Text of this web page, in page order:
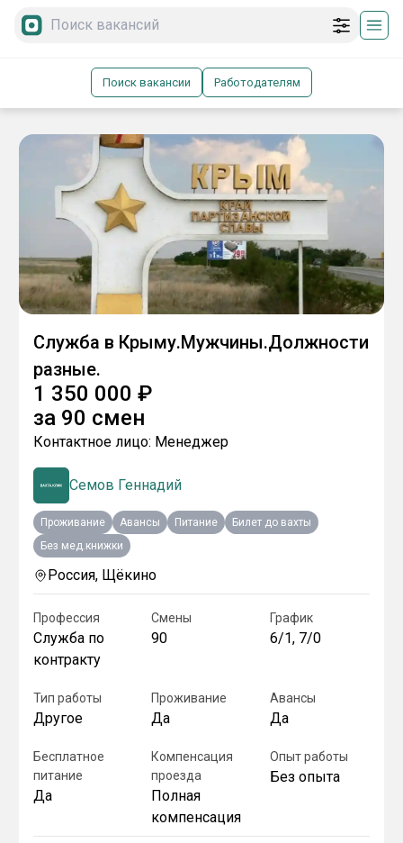
Поиск вакансии Работодателям
Служба в Крыму.Мужчины.Должности
разные.
1 350 000 ₽
за 90 смен
Контактное лицо: Менеджер
Семов Геннадий
Проживание Авансы Питание
Билет до вахты
Без мед.книжки
Россия, Щёкино
Профессия
Служба по
контракту
Смены
90
График
6/1, 7/0
Тип работы
Другое
Проживание
Да
Авансы
Да
Бесплатное
питание
Да
Компенсация
проезда
Полная
компенсация
Опыт работы
Без опыта